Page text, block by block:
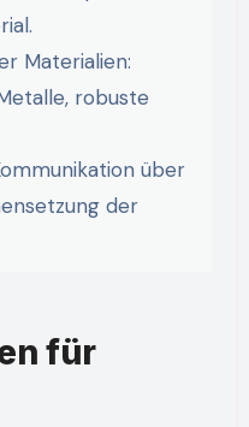
Materialien:
robuste
über
der
für